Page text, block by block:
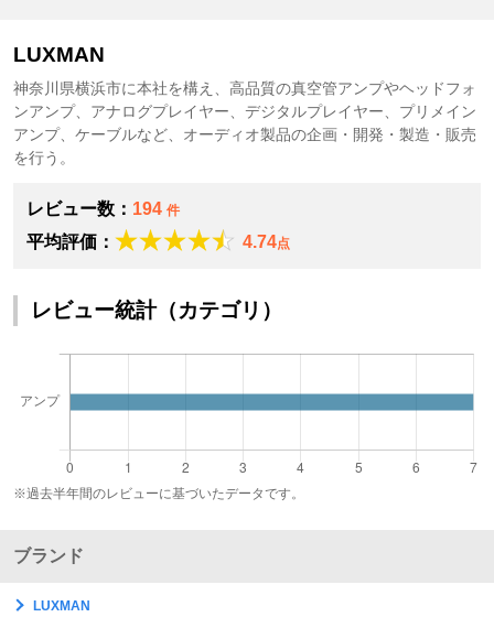
LUXMAN
神奈川県横浜市に本社を構え、高品質の真空管アンプやヘッドフォ
ンアンプ、アナログプレイヤー、デジタルプレイヤー、プリメイン
アンプ、ケーブルなど、オーディオ製品の企画・開発・製造・販売
を行う。
レビュー数： 194 件
平均評価： 4.74点
レビュー統計（カテゴリ）
※過去半年間のレビューに基づいたデータです。
ブランド
LUXMAN